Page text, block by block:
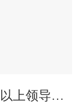
喀什经济开发区主管岗2级及以上领导干部接访公告